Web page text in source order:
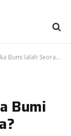
Ialah Seorang Jurutera?
Bumi